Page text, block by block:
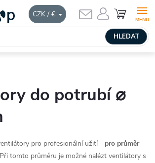
CZK / €
HLEDAT
NÁKUPNÍ
KOŠÍK
do potrubí ⌀
pro profesionální užití - pro průměr
tomto průměru je možné nalézt ventilátory s